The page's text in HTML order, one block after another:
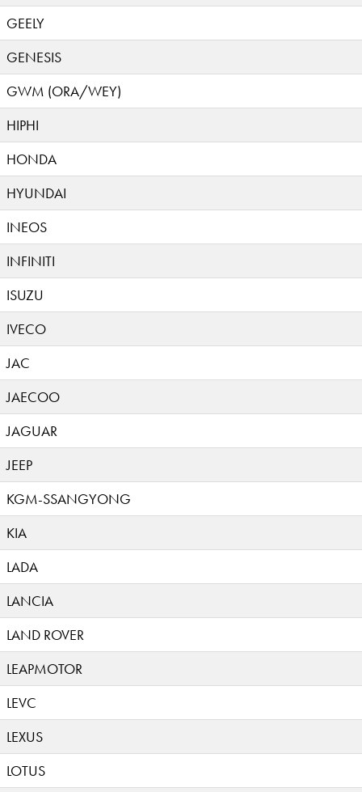
GEELY
GENESIS
GWM (ORA/WEY)
HIPHI
HONDA
HYUNDAI
INEOS
INFINITI
ISUZU
IVECO
JAC
JAECOO
JAGUAR
JEEP
KGM-SSANGYONG
KIA
LADA
LANCIA
LAND ROVER
LEAPMOTOR
LEVC
LEXUS
LOTUS